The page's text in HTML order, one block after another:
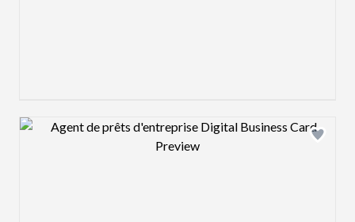
Design preview image